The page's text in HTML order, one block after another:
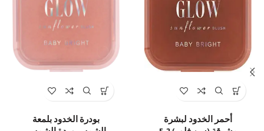
أحمر الخدود لبشرة
بودرة الخدود بلمعة